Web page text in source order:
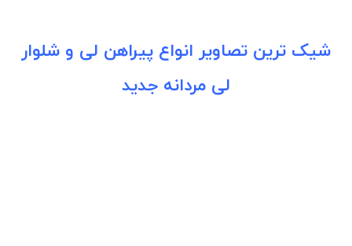
شیک ترین تصاویر انواع پیراهن لی و شلوار
لی مردانه جدید